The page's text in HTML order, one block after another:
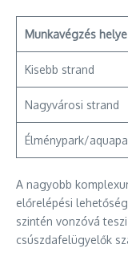
Munkavégzés helye
Kisebb strand
Nagyvárosi strand
Élménypark/
A nagyobb
előrelépési
szintén vonzóvá
csúszdafelügyelők